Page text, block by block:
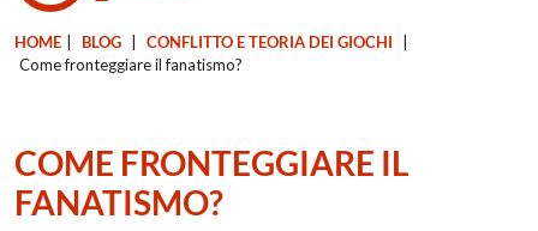
HOME BLOG CONFLITTO E TEORIA DEI GIOCHI
Come fronteggiare il fanatismo?
COME FRONTEGGIARE IL
FANATISMO?